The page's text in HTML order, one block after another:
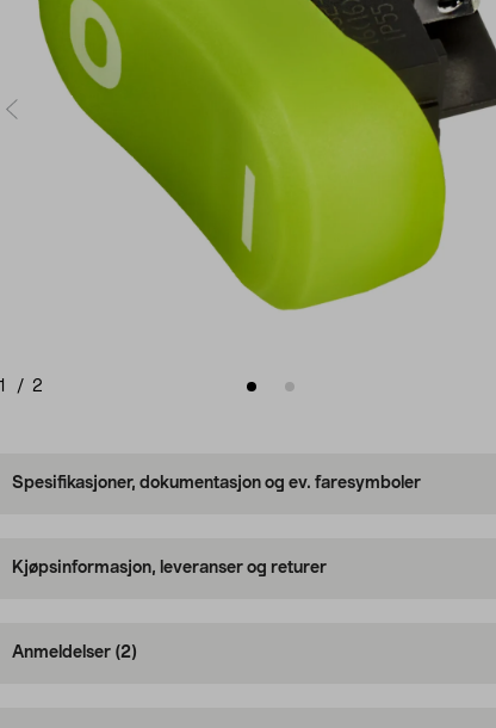
1 / 2
Spesifikasjoner, dokumentasjon og ev. faresymboler
Kjøpsinformasjon, leveranser og returer
Anmeldelser (2)